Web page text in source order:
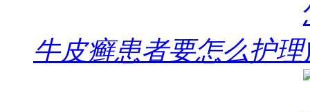
牛皮癣患者要怎么护理